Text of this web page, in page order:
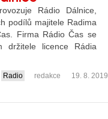
Rádio Dálnice,
podílů majitele Radima
Firma Rádio Čas se
držitele licence Rádia
Radio redakce 19. 8. 2019